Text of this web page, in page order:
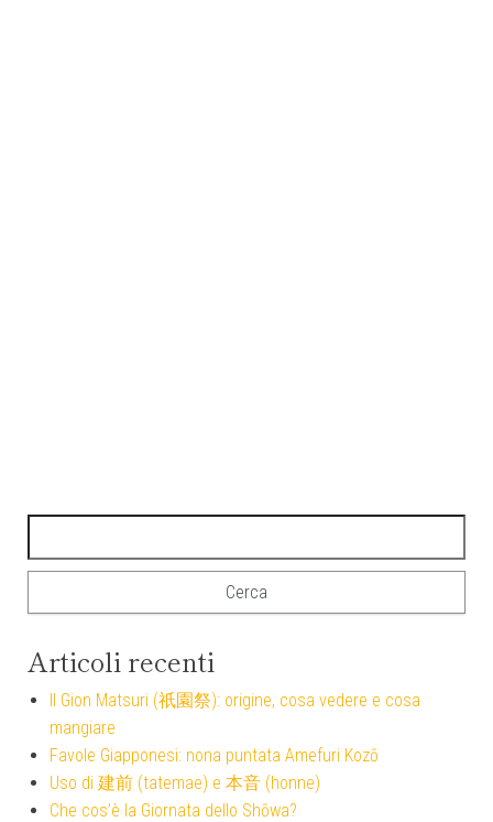
Articoli recenti
Il Gion Matsuri (祇園祭): origine, cosa vedere e cosa
mangiare
Favole Giapponesi: nona puntata Amefuri Kozō
Uso di 建前 (tatemae) e 本音 (honne)
Che cos’è la Giornata dello Shōwa?